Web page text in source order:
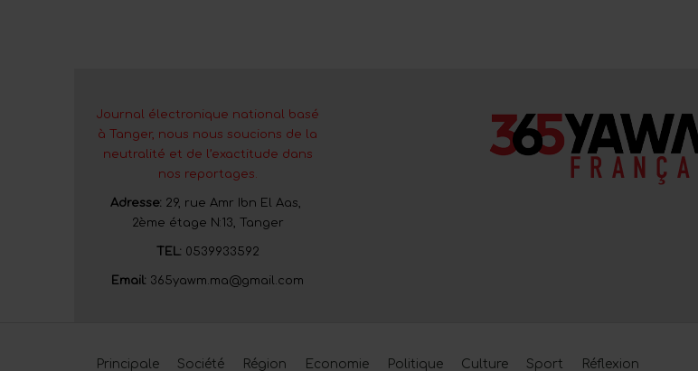
Journal électronique national basé
à Tanger, nous nous soucions de la
neutralité et de l’exactitude dans
nos reportages.
Adresse: 29, rue Amr Ibn El Aas,
2ème étage N:13, Tanger
TEL: 0539933592
Email: 365yawm.ma@gmail.com
Principale Société Région Economie Politique Culture Sport Réflexion